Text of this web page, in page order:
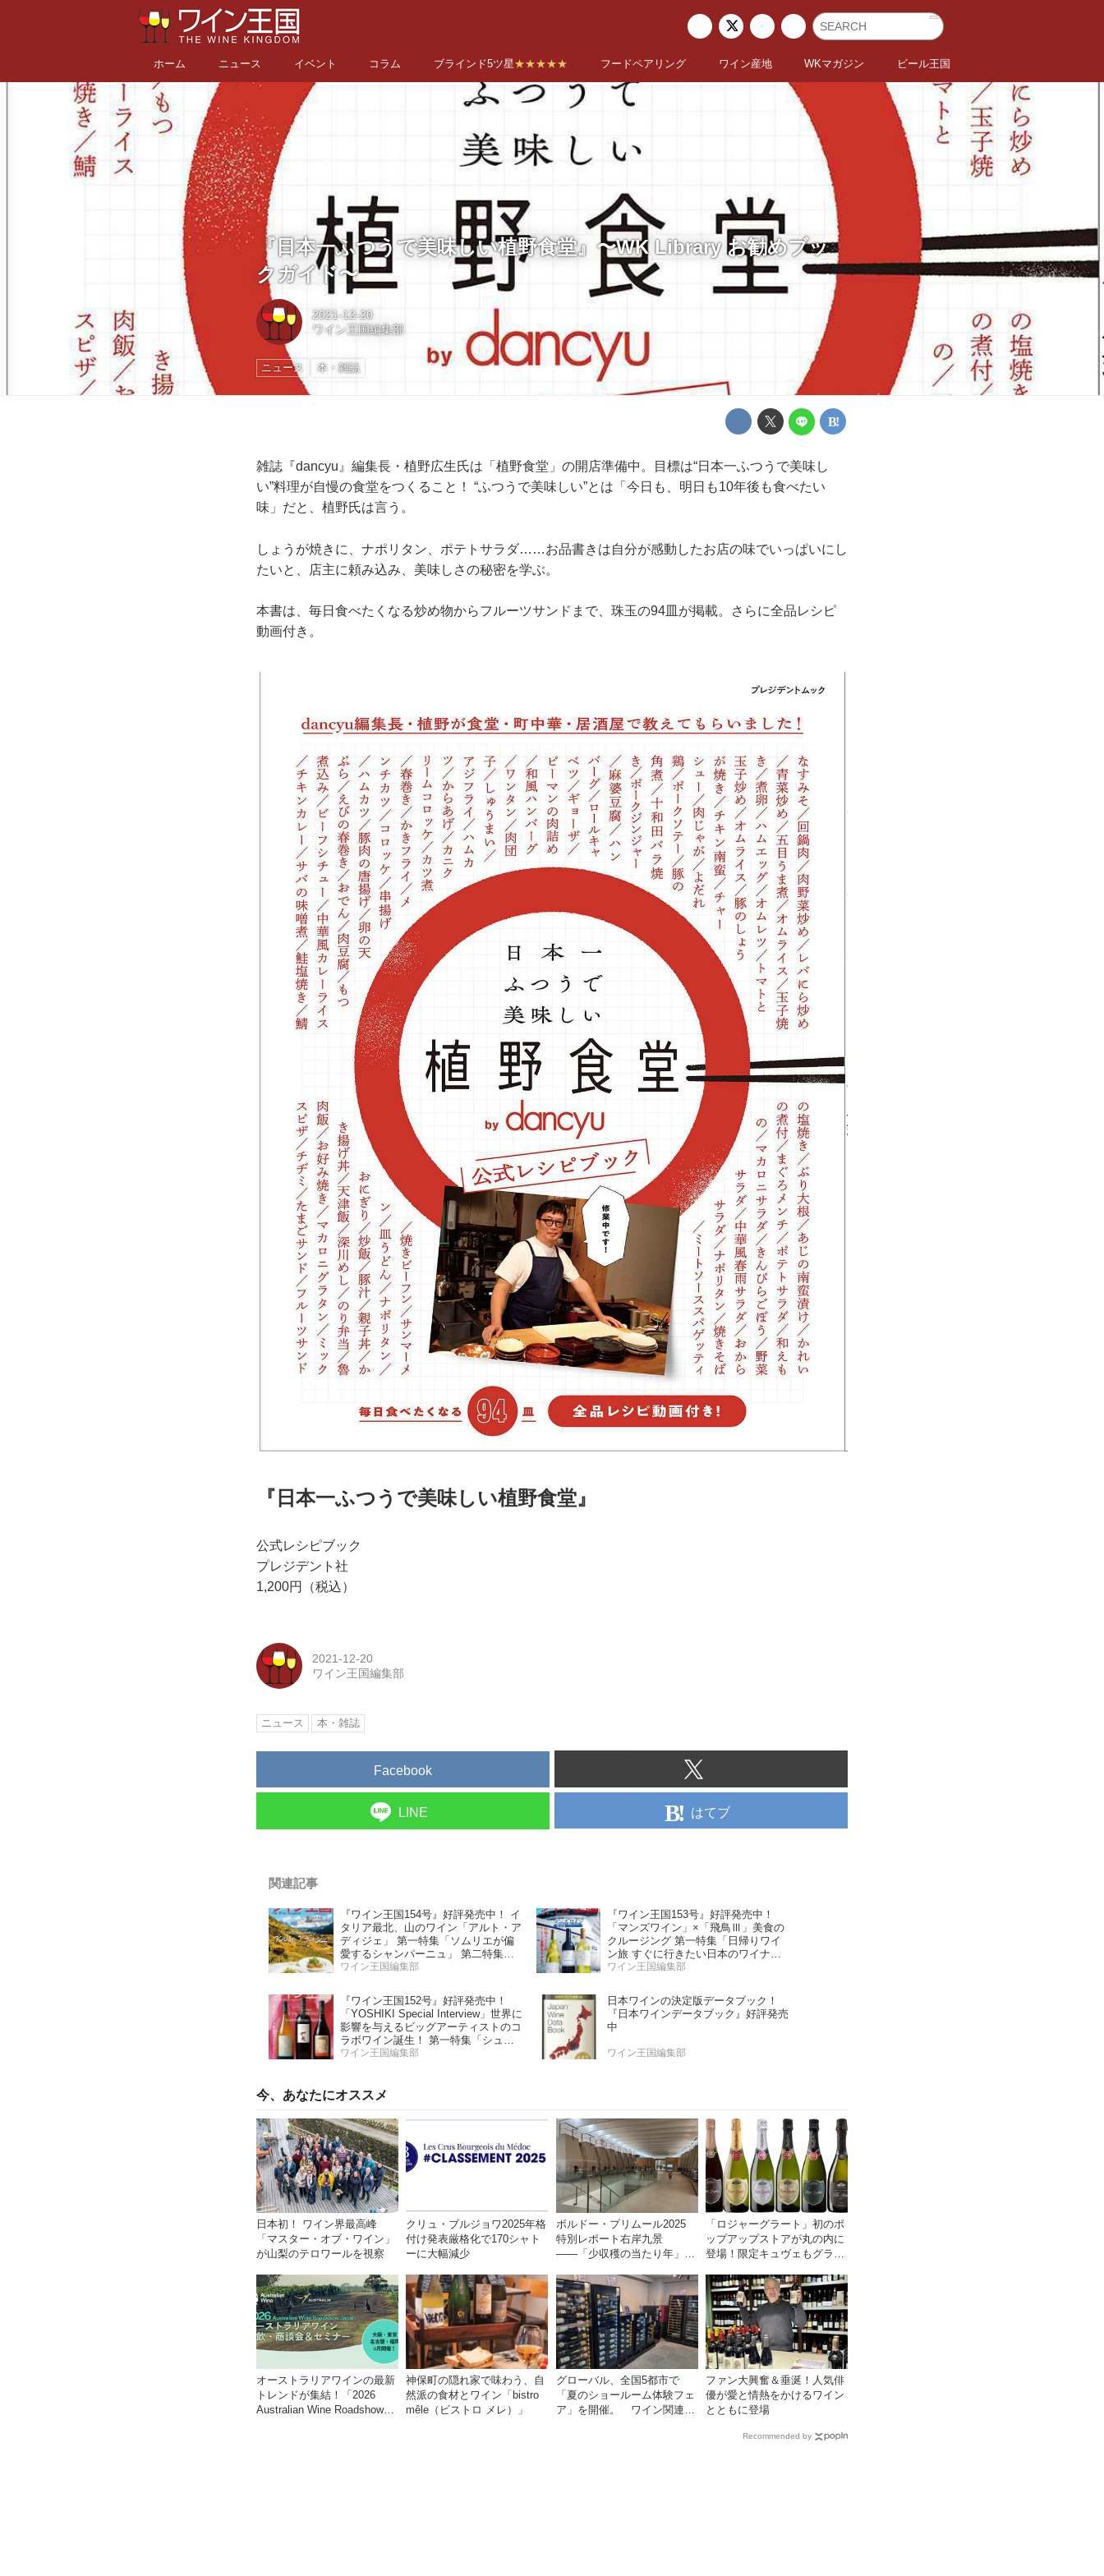
ホーム ニュース イベント コラム ブラインド5ツ星★★★★★ フードペアリング ワイン産地 WKマガジン ビール王国
『日本一ふつうで美味しい植野食堂』〜WK Library お勧めブッ
クガイド〜
2021-12-20
ワイン王国編集部
ニュース 本・雑誌
雑誌『dancyu』編集長・植野広生氏は「植野食堂」の開店準備中。目標は“日本一ふつうで美味し
い”料理が自慢の食堂をつくること！ “ふつうで美味しい”とは「今日も、明日も10年後も食べたい
味」だと、植野氏は言う。
しょうが焼きに、ナポリタン、ポテトサラダ……お品書きは自分が感動したお店の味でいっぱいにし
たいと、店主に頼み込み、美味しさの秘密を学ぶ。
本書は、毎日食べたくなる炒め物からフルーツサンドまで、珠玉の94皿が掲載。さらに全品レシピ
動画付き。
『日本一ふつうで美味しい植野食堂』
公式レシピブック
プレジデント社
1,200円（税込）
2021-12-20
ワイン王国編集部
ニュース 本・雑誌
Facebook
LINE はてブ
関連記事
『ワイン王国154号』好評発売中！ イ
タリア最北、山のワイン「アルト・ア
ディジェ」 第一特集「ソムリエが偏
愛するシャンパーニュ」 第二特集
「この夏の主役！ ナチュラルなロゼ
ワイン王国編集部
『ワイン王国153号』好評発売中！
「マンズワイン」×「飛鳥Ⅲ」美食の
クルージング 第一特集「日帰りワイ
ン旅 すぐに行きたい日本のワイナリ
ー」 第二特集「Bordeaux Primeur
ワイン王国編集部
『ワイン王国152号』好評発売中！
「YOSHIKI Special Interview」世界に
影響を与えるビッグアーティストのコ
ラボワイン誕生！ 第一特集「シュワ
ッ！ と学ぶスパークリングワイン」
ワイン王国編集部
日本ワインの決定版データブック！
『日本ワインデータブック』好評発売
中
ワイン王国編集部
今、あなたにオススメ
日本初！ ワイン界最高峰
「マスター・オブ・ワイン」
が山梨のテロワールを視察
クリュ・ブルジョワ2025年格
付け発表厳格化で170シャト
ーに大幅減少
ボルドー・プリムール2025
特別レポート右岸九景
――「少収穫の当たり年」を
ンテミリオン 有力9シャトー
訪問記
「ロジャーグラート」初のポ
ップアップストアが丸の内に
登場！限定キュヴェもグラス
オーストラリアワインの最新
トレンドが集結！「2026
Australian Wine Roadshow
神保町の隠れ家で味わう、自
然派の食材とワイン「bistro
mêle（ビストロ メレ）」
グローバル、全国5都市で
「夏のショールーム体験フェ
ア」を開催。 ワイン関連機
ファン大興奮＆垂涎！人気俳
優が愛と情熱をかけるワイン
とともに登場
Recommended by